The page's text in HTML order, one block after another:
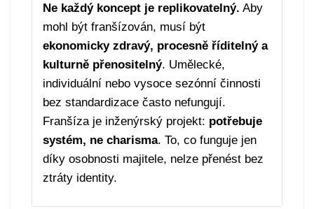
Ne každý koncept je replikovatelný. Aby
mohl být franšízován, musí být
ekonomicky zdravý, procesně říditelný a
kulturně přenositelný. Umělecké,
individuální nebo vysoce sezónní činnosti
bez standardizace často nefungují.
Franšíza je inženýrský projekt: potřebuje
systém, ne charisma. To, co funguje jen
díky osobnosti majitele, nelze přenést bez
ztráty identity.